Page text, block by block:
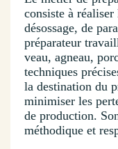
consiste à
désossage, de
préparateur
veau, agneau,
techniques
la destination du
minimiser les
de production.
méthodique et